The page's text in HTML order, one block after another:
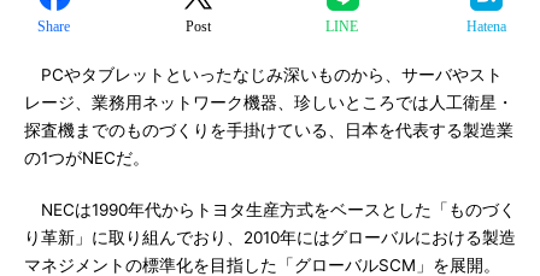
Share Post LINE Hatena
PCやタブレットといったなじみ深いものから、サーバやスト
レージ、業務用ネットワーク機器、珍しいところでは人工衛星・
探査機までのものづくりを手掛けている、日本を代表する製造業
の1つがNECだ。
NECは1990年代からトヨタ生産方式をベースとした「ものづく
り革新」に取り組んでおり、2010年にはグローバルにおける製造
マネジメントの標準化を目指した「グローバルSCM」を展開。